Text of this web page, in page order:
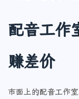
配音工作
赚差价
市面上的配音工作